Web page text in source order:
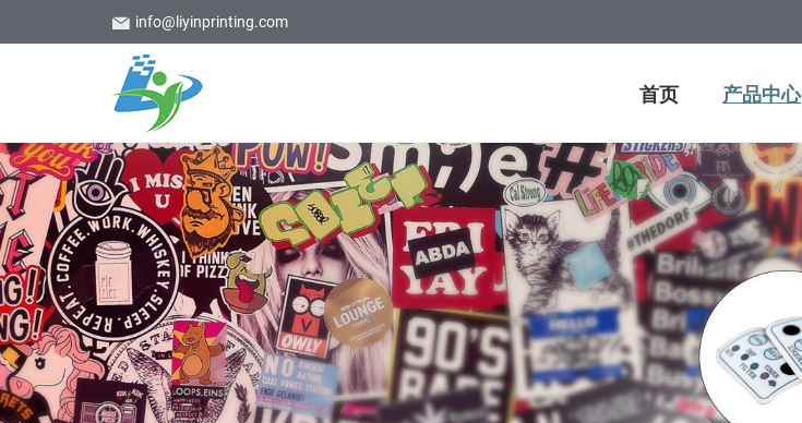
info@liyinprinting.com
首页 产品中心